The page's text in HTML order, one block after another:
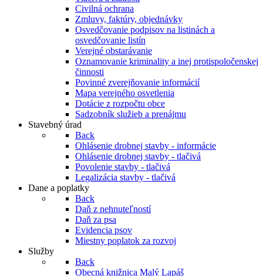
Civilná ochrana
Zmluvy, faktúry, objednávky
Osvedčovanie podpisov na listinách a
osvedčovanie listín
Verejné obstarávanie
Oznamovanie kriminality a inej protispoločenskej
činnosti
Povinné zverejňovanie informácií
Mapa verejného osvetlenia
Dotácie z rozpočtu obce
Sadzobník služieb a prenájmu
Stavebný úrad
Back
Ohlásenie drobnej stavby - informácie
Ohlásenie drobnej stavby - tlačivá
Povolenie stavby - tlačivá
Legalizácia stavby - tlačivá
Dane a poplatky
Back
Daň z nehnuteľností
Daň za psa
Evidencia psov
Miestny poplatok za rozvoj
Služby
Back
Obecná knižnica Malý Lapáš